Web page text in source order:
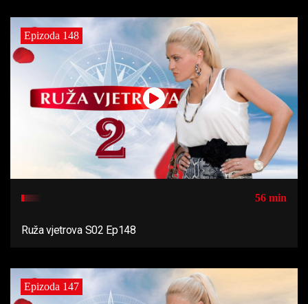
Epizoda 148
56 min
Ruža vjetrova S02 Ep148
Epizoda 147